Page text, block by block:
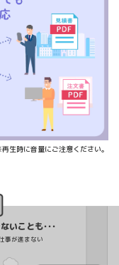
生時に音量にご注意ください。
いことも･･･
事が進まない